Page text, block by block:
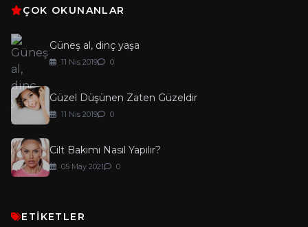
ÇOK OKUNANLAR
Güneş al, dinç yaşa
11 Nis 2019 0
Güzel Düşünen Zaten Güzeldir
11 Nis 2019 0
Cilt Bakımı Nasıl Yapılır?
05 May 2021 0
ETİKETLER